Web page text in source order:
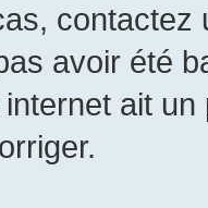
contactez
avoir été
ait un